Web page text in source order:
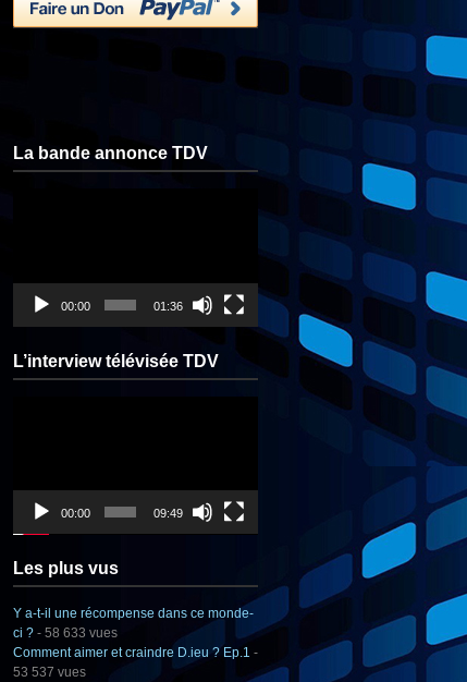
La bande annonce TDV
00:00 01:36
L’interview télévisée TDV
00:00 09:49
Les plus vus
Y a-t-il une récompense dans ce monde-
ci ? - 58 633 vues
Comment aimer et craindre D.ieu ? Ep.1 -
53 537 vues